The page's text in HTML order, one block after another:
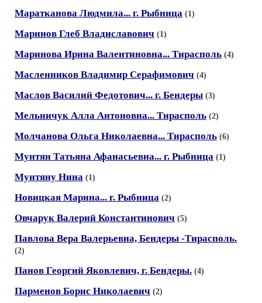
Маратканова Людмила... г. Рыбница (1)
Маринов Глеб Владиславович (1)
Маринова Ирина Валентиновна... Тирасполь (4)
Масленников Владимир Серафимович (4)
Маслов Василий Федотович... г. Бендеры (3)
Мельничук Алла Антоновна... Тирасполь (2)
Молчанова Ольга Николаевна... Тирасполь (6)
Мунтян Татьяна Афанасьевна... г. Рыбница (1)
Мунтяну Нина (1)
Новицкая Марина... г. Рыбница (2)
Овчарук Валерий Константинович (5)
Павлова Вера Валерьевна, Бендеры -Тирасполь.
(2)
Панов Георгий Яковлевич, г. Бендеры. (4)
Парменов Борис Николаевич (2)